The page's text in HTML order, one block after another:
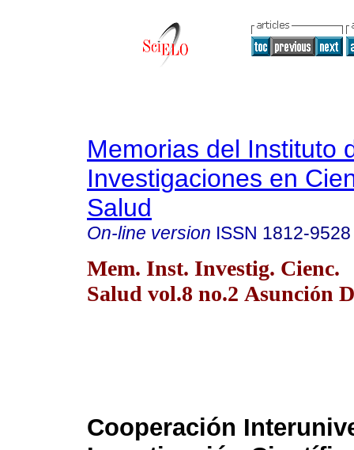
Memorias del Instituto
Investigaciones en
Salud
On-line version ISSN 1812-9528
Mem. Inst. Investig. Cienc.
Salud vol.8 no.2 Asunción
Cooperación